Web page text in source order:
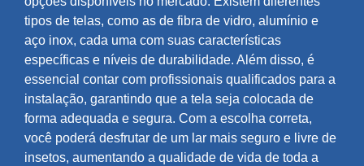
tipos de telas, como as de fibra de vidro, alumínio e
aço inox, cada uma com suas características
específicas e níveis de durabilidade. Além disso, é
essencial contar com profissionais qualificados para a
instalação, garantindo que a tela seja colocada de
forma adequada e segura. Com a escolha correta,
você poderá desfrutar de um lar mais seguro e livre de
insetos, aumentando a qualidade de vida de toda a